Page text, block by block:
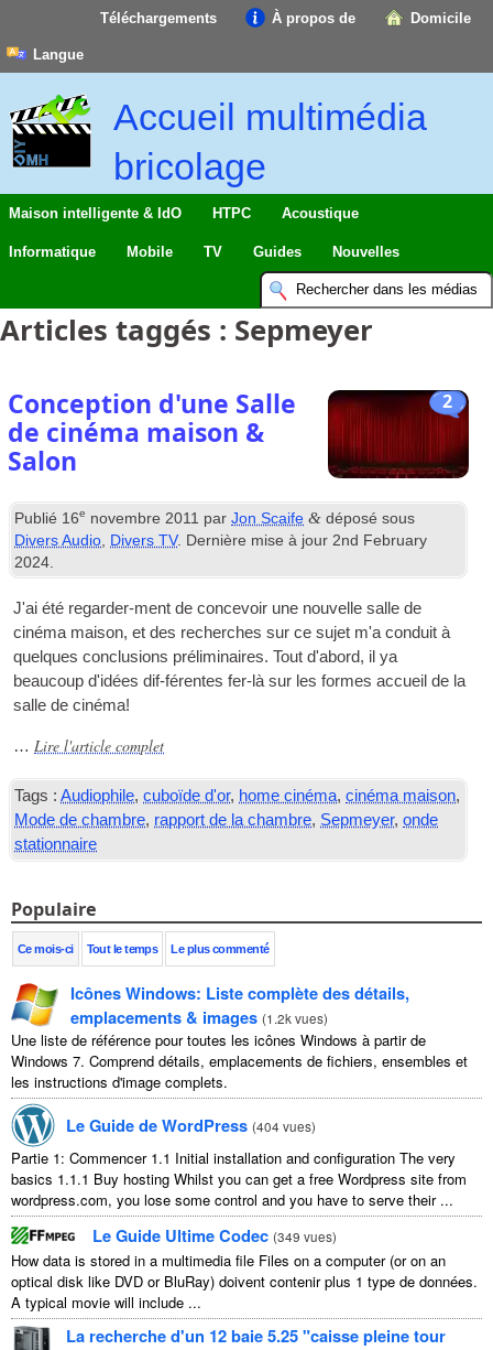
Domicile
À propos de
Téléchargements
Langue
Accueil multimédia
bricolage
Maison intelligente & IdO HTPC Acoustique
Informatique Mobile TV Guides Nouvelles
Articles taggés : Sepmeyer
2
Conception d'une Salle
de cinéma maison &
Salon
Publié 16e novembre 2011 parJon Scaife & déposé sous
Divers Audio, Divers TV. Dernière mise à jour2nd February
2024.
J'ai été regarder-ment de concevoir une nouvelle salle de
cinéma maison, et des recherches sur ce sujet m'a conduit à
quelques conclusions préliminaires. Tout d'abord, il ya
beaucoup d'idées dif-férentes fer-là sur les formes accueil de la
salle de cinéma!
… Lire l'article complet
Tags : Audiophile,cuboïde d'or, home cinéma,cinéma maison,
Mode de chambre, rapport de la chambre, Sepmeyer,onde
stationnaire
Populaire
Ce mois-ci Tout le temps Le plus commenté
Icônes Windows: Liste complète des détails,
emplacements & images (1.2k vues)
Une liste de référence pour toutes les icônes Windows à partir de
Windows 7. Comprend détails, emplacements de fichiers, ensembles et
les instructions d'image complets.
Le Guide de WordPress (404 vues)
Partie 1: Commencer 1.1 Initial installation and configuration The very
basics 1.1.1 Buy hosting Whilst you can get a free Wordpress site from
wordpress.com, you lose some control and you have to serve their...
Le Guide Ultime Codec (349 vues)
How data is stored in a multimedia file Files on a computer(or on an
optical disk like DVD or BluRay) doivent contenir plus 1 type de données.
A typical movie will include ...
La recherche d'un 12 baie 5.25 "caisse pleine tour